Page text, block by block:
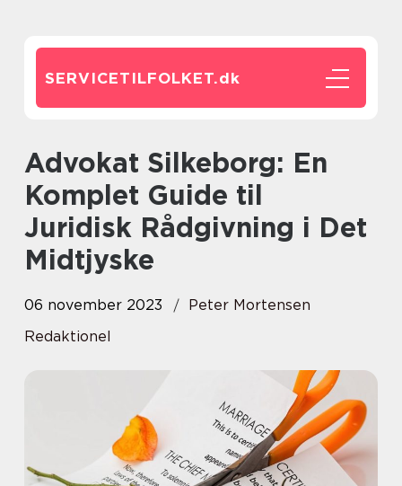
SERVICETILFOLKET.dk
Advokat Silkeborg: En
Komplet Guide til
Juridisk Rådgivning i Det
Midtjyske
06 november 2023
Peter Mortensen
Redaktionel